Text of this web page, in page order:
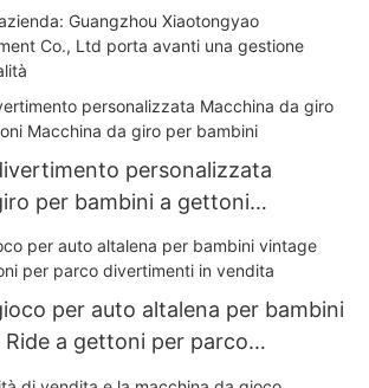
Guangzhou Xiaotongyao
Co., Ltd porta avanti una gestione
personalizzata
per bambini a gettoni
per bambini
per auto altalena per bambini
a gettoni per parco
vendita